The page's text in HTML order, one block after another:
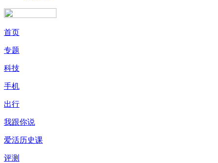
首页
专题
科技
手机
出行
我跟你说
爱活历史课
评测